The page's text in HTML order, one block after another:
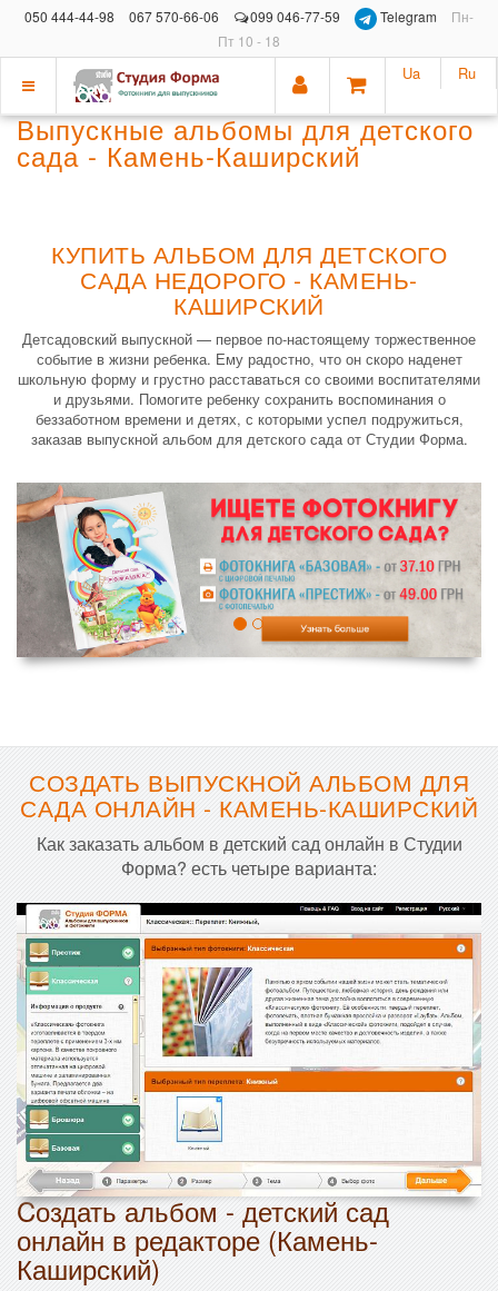
050 444-44-98 067 570-66-06 099 046-77-59 Telegram
Пн-
Пт 10 - 18
Показать
меню
Ua Ru
Выпускные альбомы для детского
сада - Камень-Каширский
КУПИТЬ АЛЬБОМ ДЛЯ ДЕТСКОГО
САДА НЕДОРОГО - КАМЕНЬ-
КАШИРСКИЙ
Детсадовский выпускной — первое по-настоящему торжественное
событие в жизни ребенка. Ему радостно, что он скоро наденет
школьную форму и грустно расставаться со своими воспитателями
и друзьями. Помогите ребенку сохранить воспоминания о
беззаботном времени и детях, с которыми успел подружиться,
заказав выпускной альбом для детского сада от Студии Форма.
СОЗДАТЬ ВЫПУСКНОЙ АЛЬБОМ ДЛЯ
САДА ОНЛАЙН - КАМЕНЬ-КАШИРСКИЙ
Как заказать альбом в детский сад онлайн в Студии
Форма? есть четыре варианта:
Cоздать альбом - детский сад
онлайн в редакторе (Камень-
Каширский)